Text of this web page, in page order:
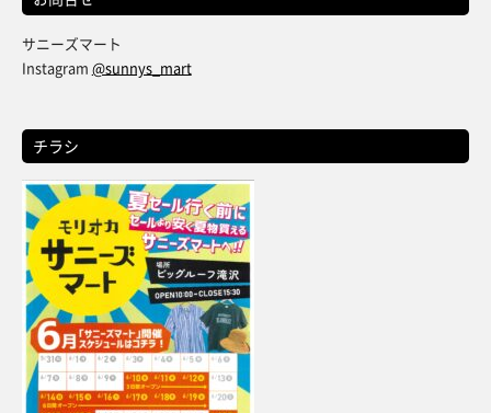
サニーズマート
Instagram @sunnys_mart
チラシ